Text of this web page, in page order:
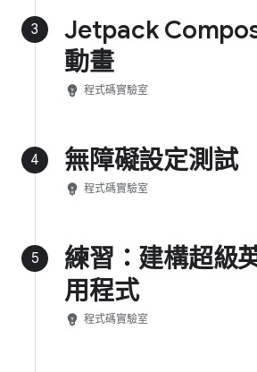
3
Jetpack
動畫
emoji_objects 程式碼實驗室
4 無障礙設定測試
emoji_objects 程式碼實驗室
5
練習：建構超級
用程式
emoji_objects 程式碼實驗室